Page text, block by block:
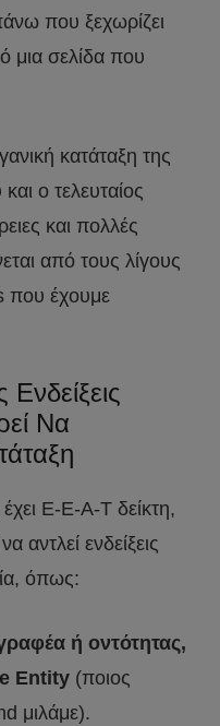
που ξεχωρίζει
μια σελίδα που
κατάταξη της
ο τελευταίος
και πολλές
από τους λίγους
που έχουμε
Να
E-E-A-T δείκτη,
αντλεί ενδείξεις
όπως:
ή οντότητας,
Entity (ποιος
μιλάμε).